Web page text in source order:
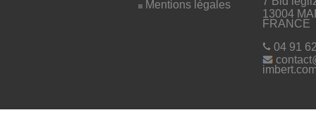
Mentions légales
13004
FRANCE
04 91